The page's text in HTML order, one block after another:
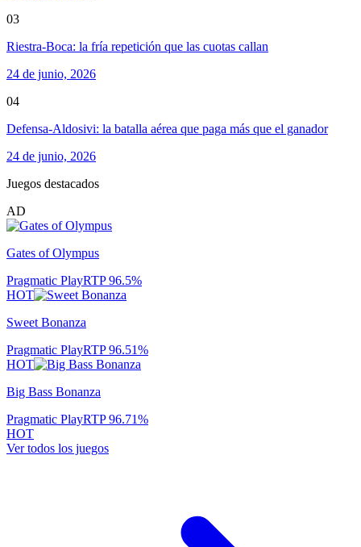
03
Riestra-Boca: la fría repetición que las cuotas callan
24 de junio, 2026
04
Defensa-Aldosivi: la batalla aérea que paga más que el ganador
24 de junio, 2026
Juegos destacados
AD
Gates of Olympus
Pragmatic PlayRTP96.5%
HOT
Sweet Bonanza
Pragmatic PlayRTP96.51%
HOT
Big Bass Bonanza
Pragmatic PlayRTP96.71%
HOT
Ver todos los juegos